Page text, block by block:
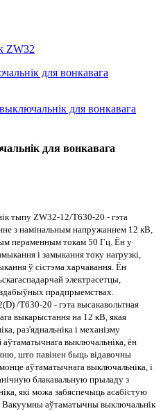
ZW32
для вонкавага
тыпу ZW32-12/T630-20 - гэта
з намінальным напружаннем 12 кВ,
пераменным токам 50 Гц. Ён у
і замыкання току нагрузкі,
ў сістэма харчавання. Ён
электрасетцы,
прадпрыемствах.
/T630-20 - гэта высакавольтная
выкарыстання на 12 кВ, якая
раз'яднальніка і механізму
выключальніка, ён
што павінен быць відавочны
аўтаматычнага выключальніка, і
блакавальную прыладу з
які можа забяспечыць асабістую
Вакуумны аўтаматычны выключальнік